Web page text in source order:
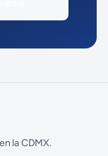
la CDMX.